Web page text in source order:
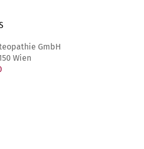
GmbH
Wien